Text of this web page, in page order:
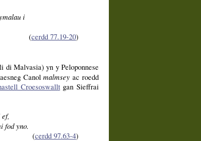
i
(cerdd 77.19-20)
di Malvasia) yn y Peloponnese
Canolmalmsey ac roedd
Croesoswalltgan Sieffrai
fod yno.
(cerdd 97.63-4)